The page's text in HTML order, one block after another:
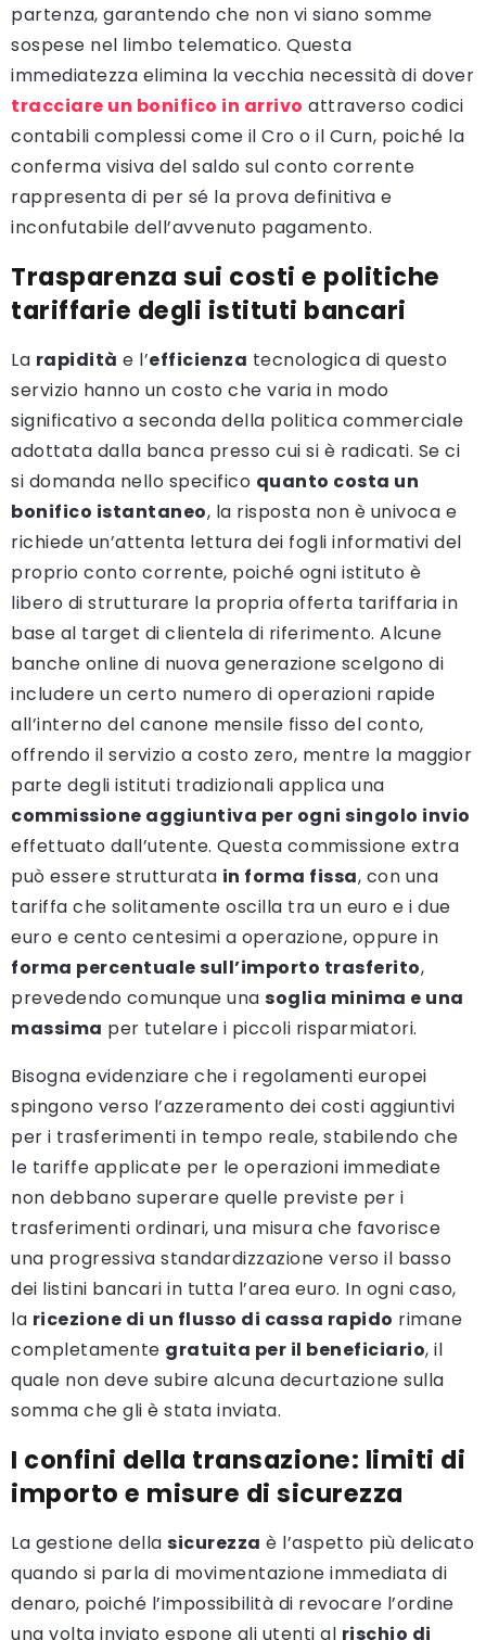
partenza, garantendo che non vi siano somme
sospese nel limbo telematico. Questa
immediatezza elimina la vecchia necessità di dover
tracciare un bonifico in arrivo attraverso codici
contabili complessi come il Cro o il Curn, poiché la
conferma visiva del saldo sul conto corrente
rappresenta di per sé la prova definitiva e
inconfutabile dell’avvenuto pagamento.
Trasparenza sui costi e politiche
tariffarie degli istituti bancari
La rapidità e l’efficienza tecnologica di questo
servizio hanno un costo che varia in modo
significativo a seconda della politica commerciale
adottata dalla banca presso cui si è radicati. Se ci
si domanda nello specifico quanto costa un
bonifico istantaneo, la risposta non è univoca e
richiede un’attenta lettura dei fogli informativi del
proprio conto corrente, poiché ogni istituto è
libero di strutturare la propria offerta tariffaria in
base al target di clientela di riferimento. Alcune
banche online di nuova generazione scelgono di
includere un certo numero di operazioni rapide
all’interno del canone mensile fisso del conto,
offrendo il servizio a costo zero, mentre la maggior
parte degli istituti tradizionali applica una
commissione aggiuntiva per ogni singolo invio
effettuato dall’utente. Questa commissione extra
può essere strutturata in forma fissa, con una
tariffa che solitamente oscilla tra un euro e i due
euro e cento centesimi a operazione, oppure in
forma percentuale sull’importo trasferito,
prevedendo comunque una soglia minima e una
massima per tutelare i piccoli risparmiatori.
Bisogna evidenziare che i regolamenti europei
spingono verso l’azzeramento dei costi aggiuntivi
per i trasferimenti in tempo reale, stabilendo che
le tariffe applicate per le operazioni immediate
non debbano superare quelle previste per i
trasferimenti ordinari, una misura che favorisce
una progressiva standardizzazione verso il basso
dei listini bancari in tutta l’area euro. In ogni caso,
la ricezione di un flusso di cassa rapido rimane
completamente gratuita per il beneficiario, il
quale non deve subire alcuna decurtazione sulla
somma che gli è stata inviata.
I confini della transazione: limiti di
importo e misure di sicurezza
La gestione della sicurezza è l’aspetto più delicato
quando si parla di movimentazione immediata di
denaro, poiché l’impossibilità di revocare l’ordine
una volta inviato espone gli utenti al rischio di